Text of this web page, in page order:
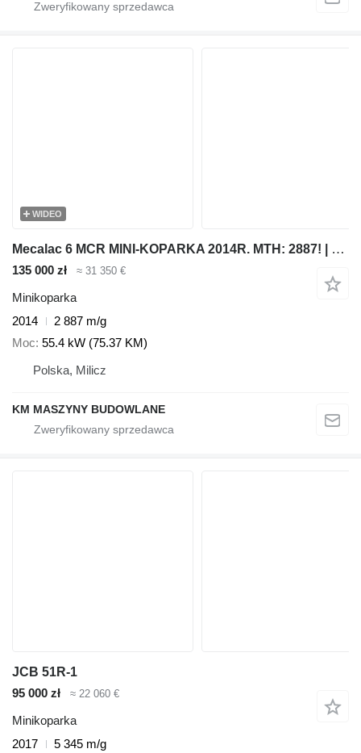
WIDEO
Mecalac 6 MCR MINI-KOPARKA 2014R. MTH: 2887! | 8 MCR JCB 8055 8050 55 Z
135 000 zł ≈ 31 350 €
Minikoparka
2014
2 887 m/g
Moc 55.4 kW (75.37 KM)
Polska, Milicz
KM MASZYNY BUDOWLANE
JCB 51R-1
95 000 zł
≈ 22 060 €
Minikoparka
2017
5 345 m/g